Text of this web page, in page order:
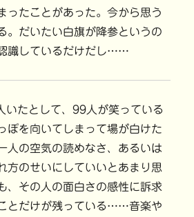
ったことがあった。今から思う
。だいたい白旗が降参というの
識しているだけだし……
たとして、99人が笑っている
ぽを向いてしまって場が白けた
人の空気の読めなさ、あるいは
方のせいにしていいとあまり思
、その人の面白さの感性に訴求
とだけが残っている……音楽や